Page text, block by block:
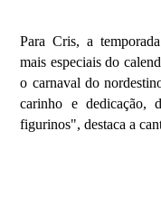
Para Cris, a
mais especiais do
o carnaval do
carinho e dedicação,
figurinos", destaca a